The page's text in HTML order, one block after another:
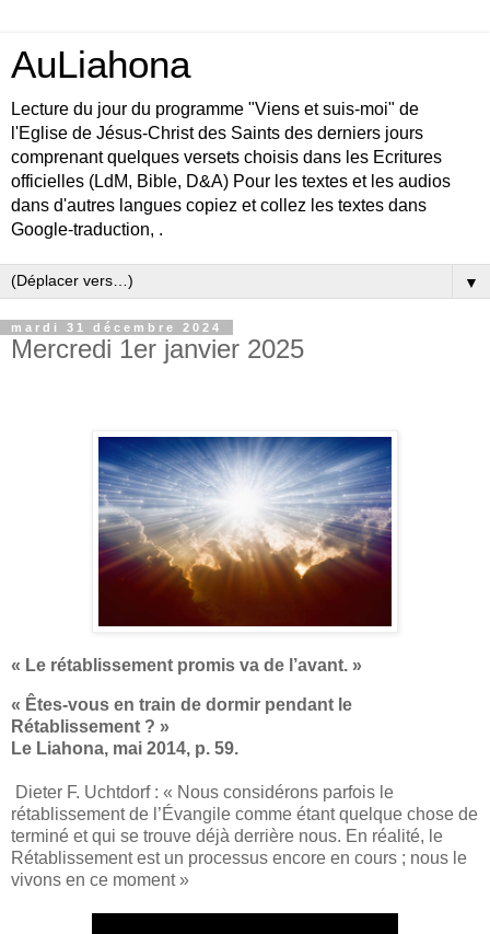
AuLiahona
Lecture du jour du programme "Viens et suis-moi" de
l'Eglise de Jésus-Christ des Saints des derniers jours
comprenant quelques versets choisis dans les Ecritures
officielles (LdM, Bible, D&A) Pour les textes et les audios
dans d'autres langues copiez et collez les textes dans
Google-traduction, .
▼
mardi 31 décembre 2024
Mercredi 1er janvier 2025
« Le rétablissement promis va de l’avant. »
« Êtes-vous en train de dormir pendant le
Rétablissement ? »
Le Liahona, mai 2014, p. 59.
Dieter F. Uchtdorf : « Nous considérons parfois le
rétablissement de l’Évangile comme étant quelque chose de
terminé et qui se trouve déjà derrière nous. En réalité, le
Rétablissement est un processus encore en cours ; nous le
vivons en ce moment »